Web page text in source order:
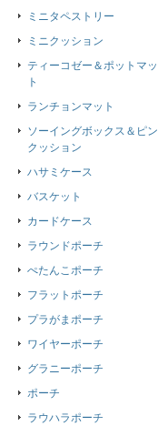
ミニタペストリー
ミニクッション
ティーコゼー＆ポットマッ
ト
ランチョンマット
ソーイングボックス＆ピン
クッション
ハサミケース
バスケット
カードケース
ラウンドポーチ
ぺたんこポーチ
フラットポーチ
プラがまポーチ
ワイヤーポーチ
グラニーポーチ
ポーチ
ラウハラポーチ